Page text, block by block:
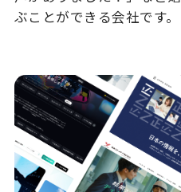
ぶことができる会社です。